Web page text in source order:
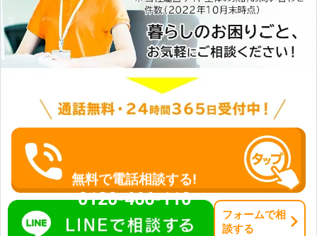
無料で電話相談する!
0120-466-110
フォームで相
談する